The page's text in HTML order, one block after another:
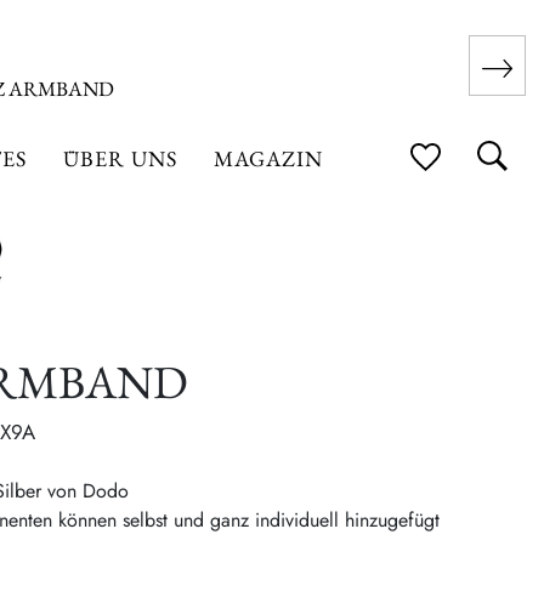
ÜBER UNS MAGAZIN
ARMBAND
von Dodo
können selbst und ganz individuell hinzugefügt